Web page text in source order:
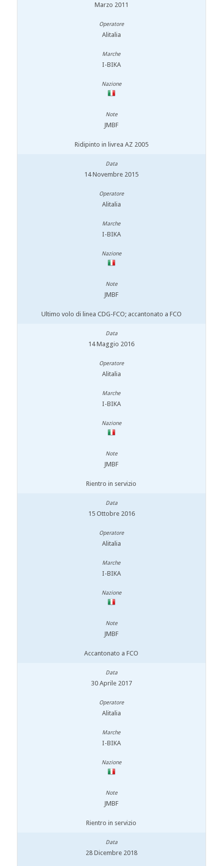
Marzo 2011
Alitalia
I-BIKA
JMBF
Ridipinto in livrea AZ 2005
14 Novembre 2015
Alitalia
I-BIKA
JMBF
Ultimo volo di linea CDG-FCO; accantonato a FCO
14 Maggio 2016
Alitalia
I-BIKA
JMBF
Rientro in servizio
15 Ottobre 2016
Alitalia
I-BIKA
JMBF
Accantonato a FCO
30 Aprile 2017
Alitalia
I-BIKA
JMBF
Rientro in servizio
28 Dicembre 2018